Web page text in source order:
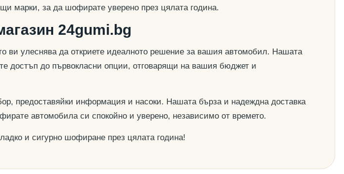
марки, за да шофирате уверено през цялата година.
24gumi.bg
ви улеснява да откриете идеалното решение за вашия автомобил. Нашата
достъп до първокласни опции, отговарящи на вашия бюджет и
предоставяйки информация и насоки. Нашата бърза и надеждна доставка
автомобила си спокойно и уверено, независимо от времето.
и сигурно шофиране през цялата година!